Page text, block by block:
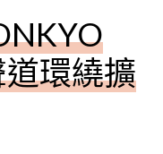
環繞擴